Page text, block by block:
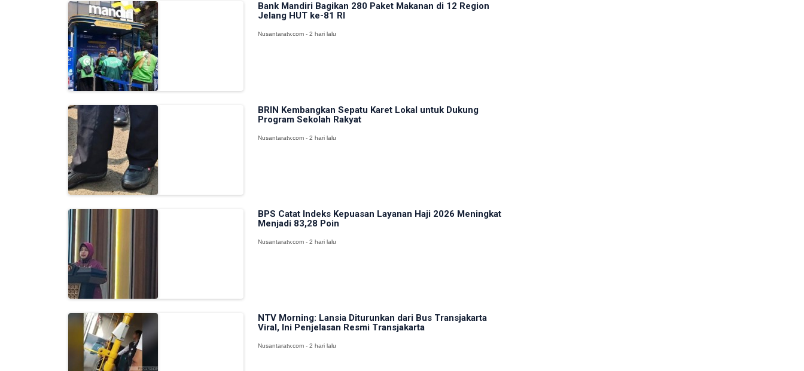
Bank Mandiri Bagikan 280 Paket Makanan di 12 Region
Jelang HUT ke-81 RI
Nusantaratv.com - 2 hari lalu
BRIN Kembangkan Sepatu Karet Lokal untuk Dukung
Program Sekolah Rakyat
Nusantaratv.com - 2 hari lalu
BPS Catat Indeks Kepuasan Layanan Haji 2026 Meningkat
Menjadi 83,28 Poin
Nusantaratv.com - 2 hari lalu
NTV Morning: Lansia Diturunkan dari Bus Transjakarta
Viral, Ini Penjelasan Resmi Transjakarta
Nusantaratv.com - 2 hari lalu